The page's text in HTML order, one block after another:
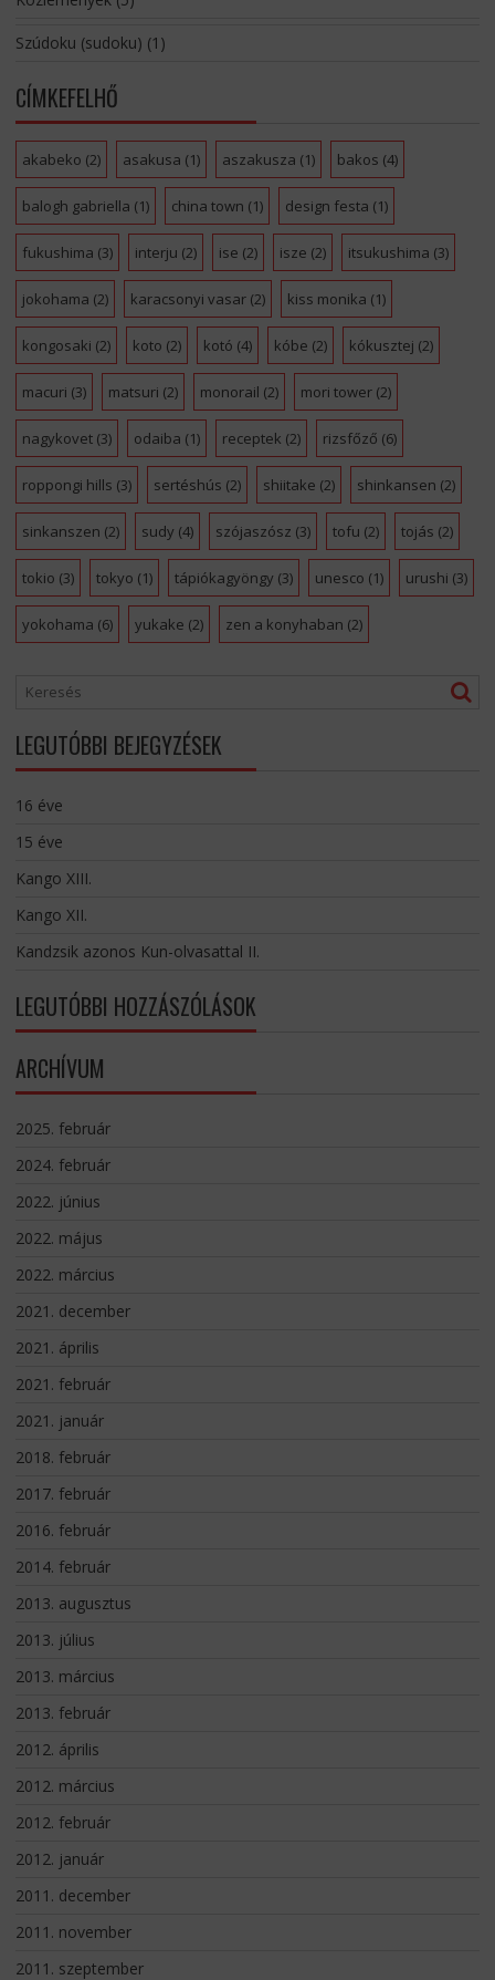
Szúdoku (sudoku) (1)
CÍMKEFELHŐ
akabeko (2) asakusa (1) aszakusza (1) bakos (4)
balogh gabriella (1) china town (1) design festa (1)
fukushima (3) interju (2) ise (2) isze (2) itsukushima (3)
jokohama (2) karacsonyi vasar(2) kiss monika (1)
kongosaki (2) koto (2) kotó (4) kóbe (2) kókusztej (2)
macuri (3) matsuri (2) monorail (2) mori tower(2)
nagykovet(3) odaiba (1) receptek (2) rizsfőző (6)
roppongi hills (3) sertéshús (2) shiitake (2) shinkansen (2)
sinkanszen (2) sudy (4) szójaszósz (3) tofu (2) tojás (2)
tokio (3) tokyo (1) tápiókagyöngy (3) unesco (1) urushi (3)
yokohama (6) yukake (2) zen a konyhaban (2)
LEGUTÓBBI BEJEGYZÉSEK
16 éve
15 éve
Kango XIII.
Kango XII.
Kandzsik azonos Kun-olvasattal II.
LEGUTÓBBI HOZZÁSZÓLÁSOK
ARCHÍVUM
2025. február
2024. február
2022. június
2022. május
2022. március
2021. december
2021. április
2021. február
2021. január
2018. február
2017. február
2016. február
2014. február
2013. augusztus
2013. július
2013. március
2013. február
2012. április
2012. március
2012. február
2012. január
2011. december
2011. november
2011. szeptember